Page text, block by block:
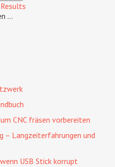
...
CNC fräsen vorbereiten
– Langzeiterfahrungen und
USB Stick korrupt